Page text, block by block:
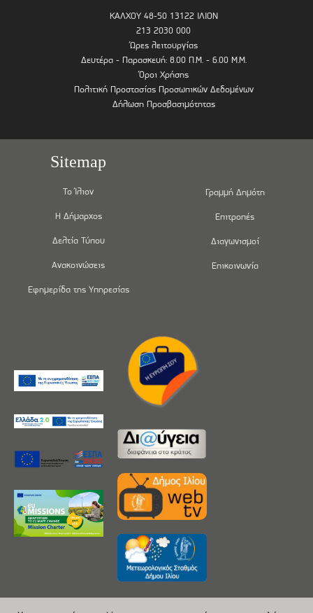
ΚΑΛΧΟΥ 48-50 13122 ΙΛΙΟΝ
213 2030 000
Ώρες λειτουργίας
Δευτέρα - Παρασκευή: 8.00 Π.Μ. - 6.00 Μ.Μ.
Όροι Χρήσης
Πολιτική Προστασίας Προσωπικών Δεδομένων
Δήλωση Προσβασιμότητας
Sitemap
Το Ίλιον
Η Δήμαρχος
Δελτία Τύπου
Ανακοινώσεις
Εφημερίδα της Υπηρεσίας
Γραμμή Δημότη
Επιτροπές
Διαγωνισμοί
Επικοινωνία